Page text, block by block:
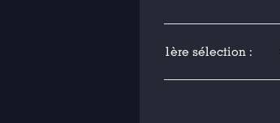
1ère sélection :